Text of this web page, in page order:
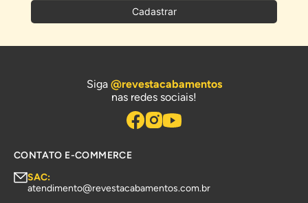
Cadastrar
Siga @revestacabamentos
nas redes sociais!
CONTATO E-COMMERCE
SAC:
atendimento@revestacabamentos.com.br